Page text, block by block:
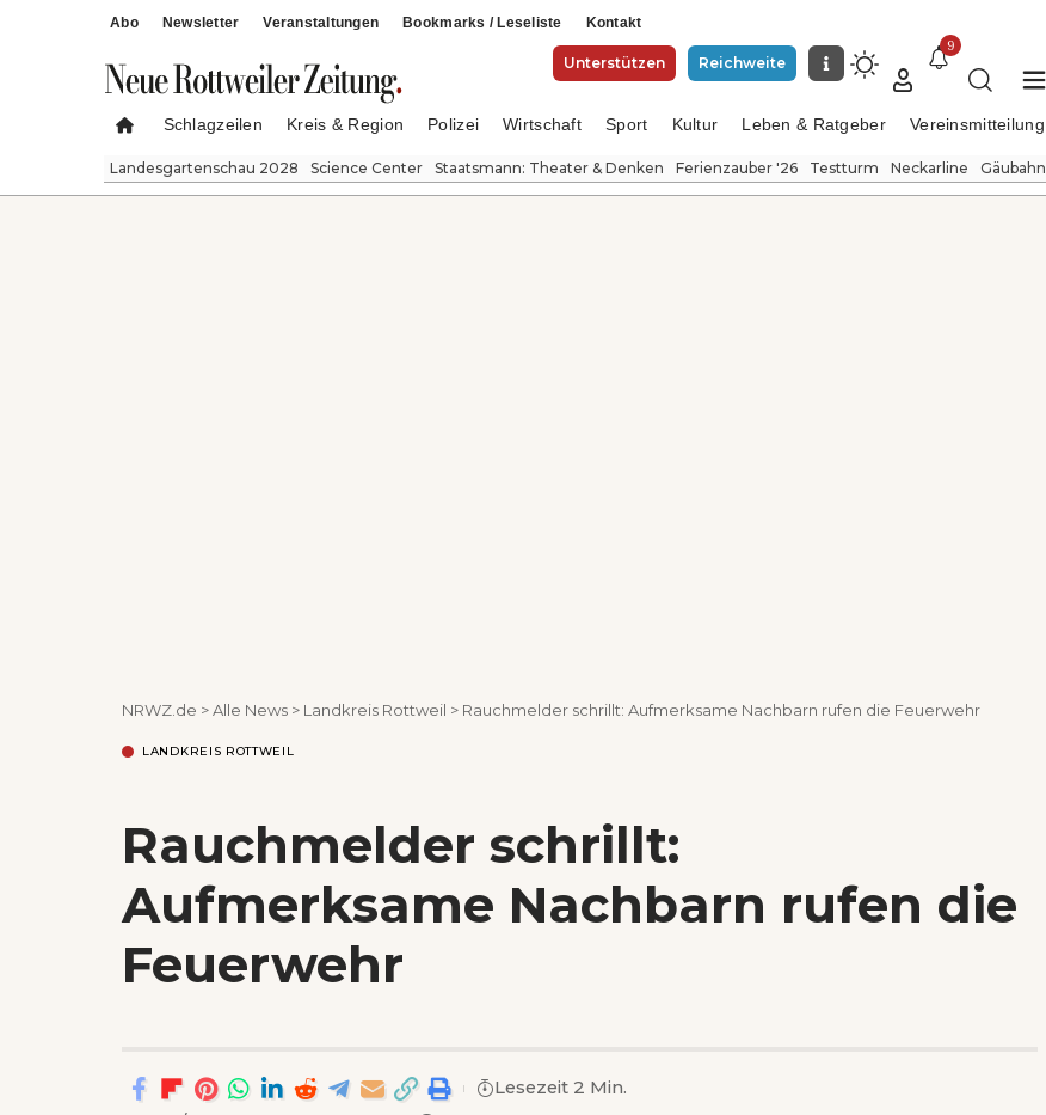
Abo Newsletter Veranstaltungen Bookmarks / Leseliste Kontakt
Unterstützen Reichweite
9
Schlagzeilen Kreis & Region Polizei Wirtschaft Sport Kultur Leben & Ratgeber Vereinsmitteilung
Landesgartenschau 2028 Science Center Staatsmann: Theater & Denken Ferienzauber '26 Testturm Neckarline Gäubahn
NRWZ.de >Alle News > Landkreis Rottweil > Rauchmelder schrillt: Aufmerksame Nachbarn rufen die Feuerwehr
LANDKREIS ROTTWEIL
Rauchmelder schrillt:
Aufmerksame Nachbarn rufen die
Feuerwehr
Lesezeit 2 Min.